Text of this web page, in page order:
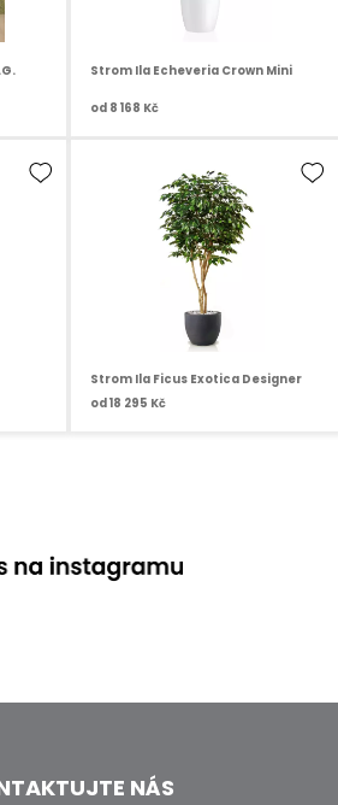
Strom Ila Echeveria Crown Mini
od 8 168 Kč
Strom Ila Ficus Exotica Designer
od 18 295 Kč
NÁS